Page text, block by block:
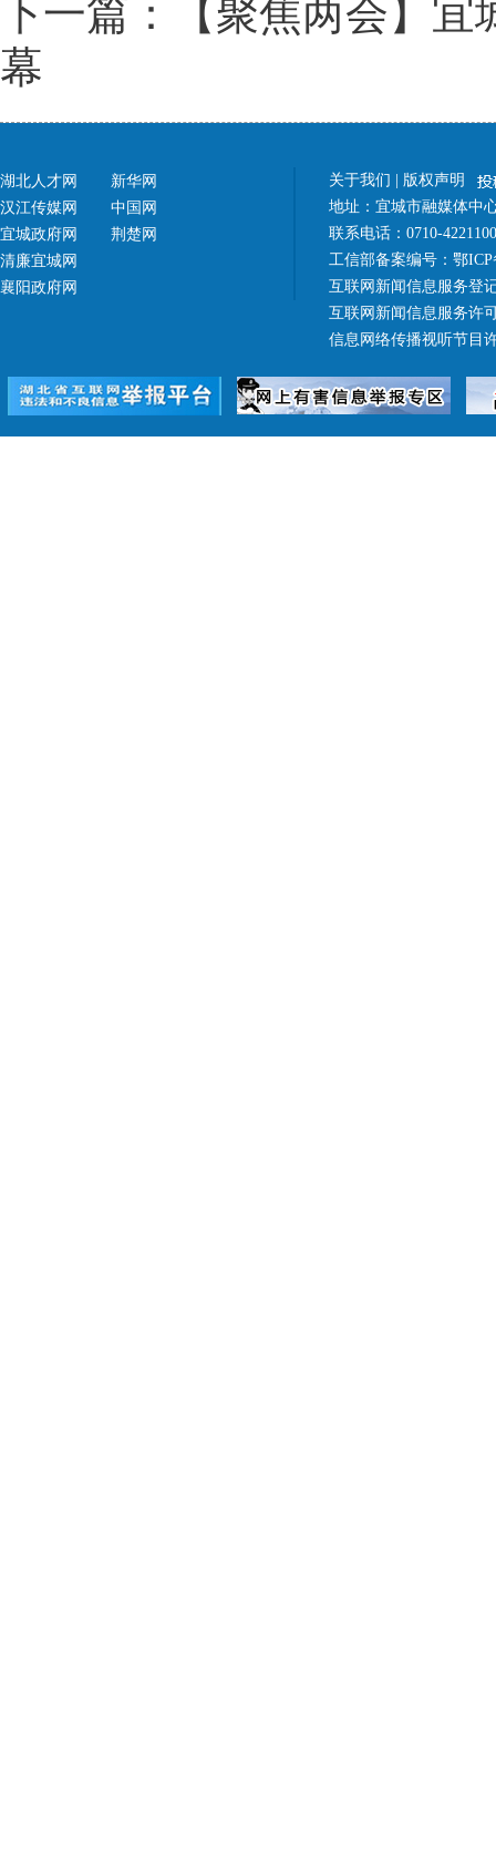
下一篇：【聚焦两会】
幕
湖北人才网
汉江传媒网
宜城政府网
清廉宜城网
襄阳政府网
新华网
中国网
荆楚网
关于我们
版权声明
地址：宜城市融媒体中
联系电话：0710-
工信部备案编号： 鄂ICP
互联网新闻信息服务登
互联网新闻信息服务许
信息网络传播视听节目